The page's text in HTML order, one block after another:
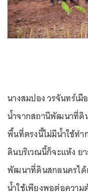
นางสมปอง วรจันทร์เ
น้ำจากสถานีพัฒนาที่ดิ
พื้นที่ตรงนี้ไม่มีน้ำใช้ท
ดินบริเวณนี้ก็จะแห้ง ย
พัฒนาที่ดินสกลนครได้
น้ำใช้เพียงพอต่อความ